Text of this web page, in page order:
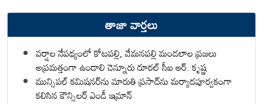
తాజా వార్తలు
వర్షాల నేపథ్యంలో కోటపల్లి, వేమనపల్లి మండలాల ప్రజలు
అప్రమత్తంగా ఉండాలి చెన్నూరు రూరల్ సీఐ ఆర్. కృష్ణ
మున్సిపల్ కమిషనర్‌ను మారుతి ప్రసాద్‌ను మర్యాదపూర్వకంగా
కలిసిన కౌన్సిలర్ ఎండీ ఇమ్రాన్ ​